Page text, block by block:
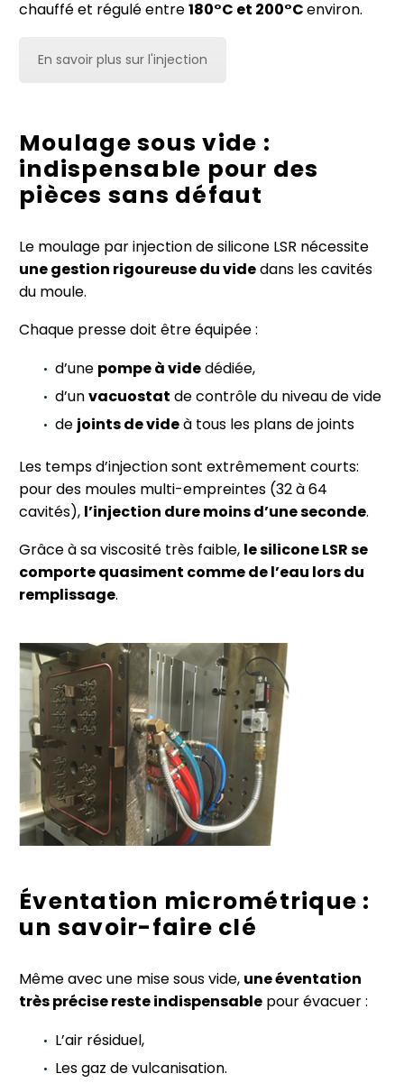
chauffé et régulé entre180°C et 200°Cenviron.
En savoir plus sur l'injection
Moulage sous vide :
indispensable pour des
pièces sans défaut
Le moulage par injection de silicone LSR nécessite
une gestion rigoureuse du videdans les cavités
du moule.
Chaque presse doit être équipée :
d’une pompe à videdédiée,
d’unvacuostat de contrôle du niveau de vide
de joints de videà tous les plans de joints
Les temps d’injection sont extrêmement courts:
pour des moules multi-empreintes (32 à 64
cavités), l’injection dure moins d’une seconde.
Grâce à sa viscosité très faible, le silicone LSR se
comporte quasiment comme de l’eau lors du
remplissage.
Éventation micrométrique :
un savoir-faire clé
Même avec une mise sous vide, une éventation
très précise reste indispensable pour évacuer :
L’air résiduel,
Les gaz de vulcanisation.